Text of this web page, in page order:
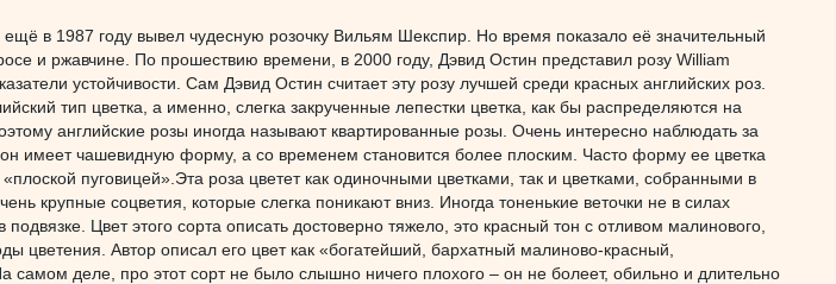
в 1987 году вывел чудесную розочку Вильям Шекспир. Но время показало её значительный
и ржавчине. По прошествию времени, в 2000 году, Дэвид Остин представил розу William
устойчивости. Сам Дэвид Остин считает эту розу лучшей среди красных английских роз.
тип цветка, а именно, слегка закрученные лепестки цветка, как бы распределяются на
английские розы иногда называют квартированные розы. Очень интересно наблюдать за
имеет чашевидную форму, а со временем становится более плоским. Часто форму ее цветка
пуговицей».Эта роза цветет как одиночными цветками, так и цветками, собранными в
крупные соцветия, которые слегка поникают вниз. Иногда тоненькие веточки не в силах
Цвет этого сорта описать достоверно тяжело, это красный тон с отливом малинового,
цветения. Автор описал его цвет как «богатейший, бархатный малиново-красный,
деле, про этот сорт не было слышно ничего плохого – он не болеет, обильно и длительно